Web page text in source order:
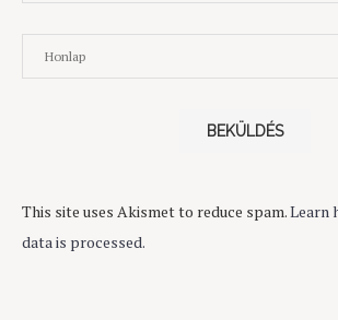
This site uses Akismet to reduce spam.Learn
data is processed.